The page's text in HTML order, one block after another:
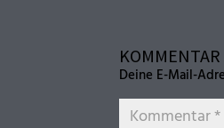
Deine E-Mail-